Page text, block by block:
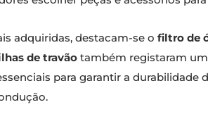
adquiridas, destacam-se o filtro de
de travão também registaram
para garantir a durabilidade